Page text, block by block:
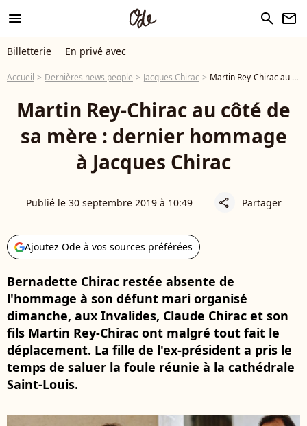
menu search newsletter
Billetterie En privé avec
Accueil Dernières news people Jacques Chirac Martin Rey-Chirac au côté de sa mère : dernier hommage à Jacques Chirac
Martin Rey-Chirac au côté de
sa mère : dernier hommage
à Jacques Chirac
Publié le 30 septembre 2019 à 10:49 share Partager
Ajoutez Ode à vos sources préférées
Bernadette Chirac restée absente de
l'hommage à son défunt mari organisé
dimanche, aux Invalides, Claude Chirac et son
fils Martin Rey-Chirac ont malgré tout fait le
déplacement. La fille de l'ex-président a pris le
temps de saluer la foule réunie à la cathédrale
Saint-Louis.